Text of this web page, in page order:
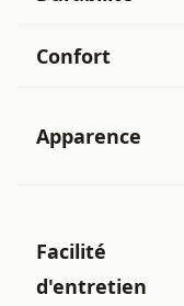
Confort
Apparence
Facilité
d'entretien